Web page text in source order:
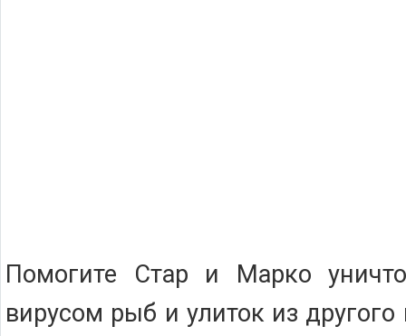
Помогите Стар и Марко
вирусом рыб и улиток из